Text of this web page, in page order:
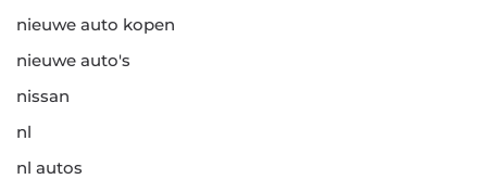
nieuwe auto kopen
nieuwe auto's
nissan
nl
nl autos